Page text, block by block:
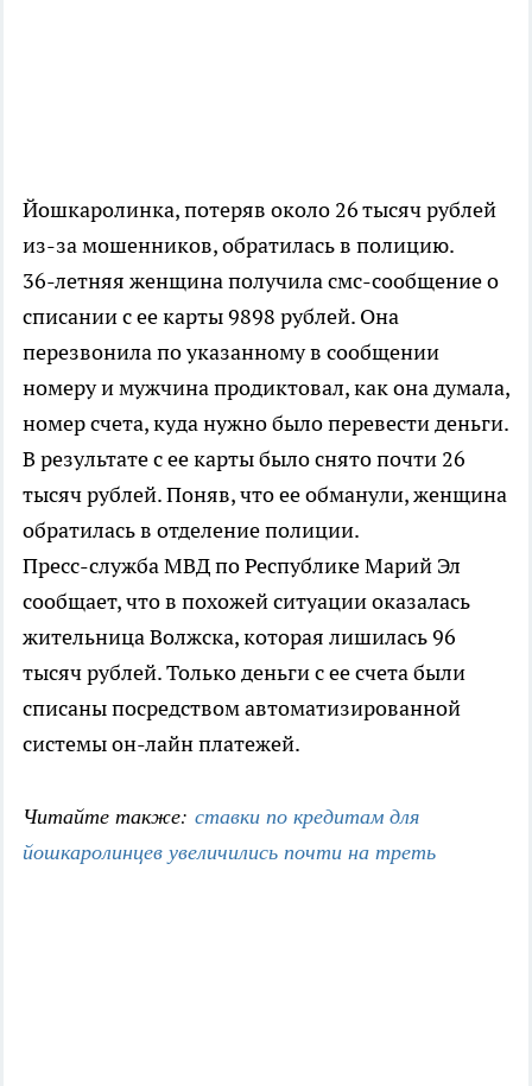
Йошкаролинка, потеряв около 26 тысяч рублей
из-за мошенников, обратилась в полицию.
36-летняя женщина получила смс-сообщение о
списании с ее карты 9898 рублей. Она
перезвонила по указанному в сообщении
номеру и мужчина продиктовал, как она думала,
номер счета, куда нужно было перевести деньги.
В результате с ее карты было снято почти 26
тысяч рублей. Поняв, что ее обманули, женщина
обратилась в отделение полиции.
Пресс-служба МВД по Республике Марий Эл
сообщает, что в похожей ситуации оказалась
жительница Волжска, которая лишилась 96
тысяч рублей. Только деньги с ее счета были
списаны посредством автоматизированной
системы он-лайн платежей.
Читайте также: ставки по кредитам для
йошкаролинцев увеличились почти на треть